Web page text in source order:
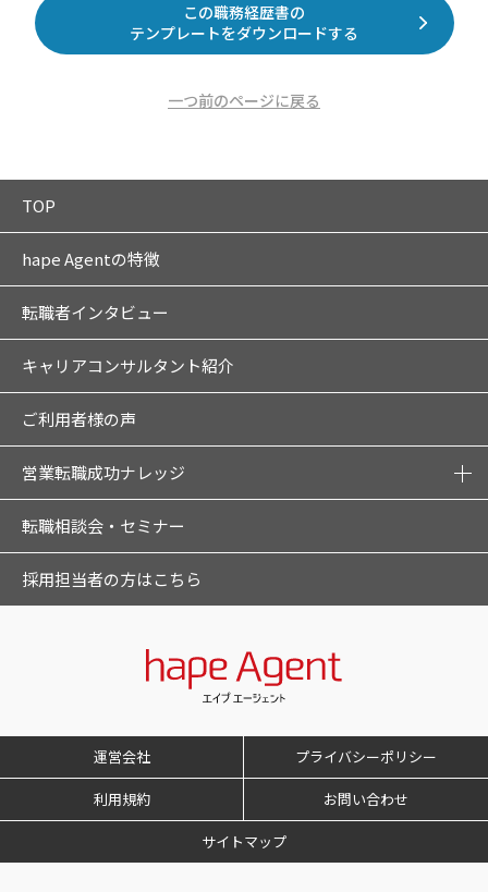
この職務経歴書の
テンプレートをダウンロードする
一つ前のページに戻る
TOP
hape Agentの特徴
転職者インタビュー
キャリアコンサルタント紹介
ご利用者様の声
営業転職成功ナレッジ
転職相談会・セミナー
採用担当者の方はこちら
運営会社 プライバシーポリシー
利用規約 お問い合わせ
サイトマップ